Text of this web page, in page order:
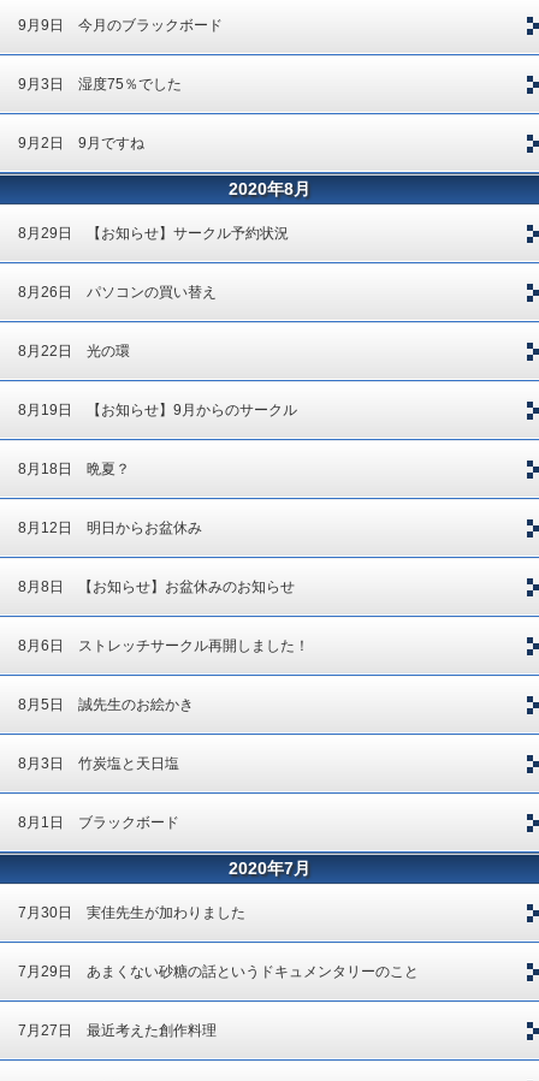
9月9日 今月のブラックボード
9月3日 湿度75％でした
9月2日 9月ですね
2020年8月
8月29日 【お知らせ】サークル予約状況
8月26日 パソコンの買い替え
8月22日 光の環
8月19日 【お知らせ】9月からのサークル
8月18日 晩夏？
8月12日 明日からお盆休み
8月8日 【お知らせ】お盆休みのお知らせ
8月6日 ストレッチサークル再開しました！
8月5日 誠先生のお絵かき
8月3日 竹炭塩と天日塩
8月1日 ブラックボード
2020年7月
7月30日 実佳先生が加わりました
7月29日 あまくない砂糖の話というドキュメンタリーのこと
7月27日 最近考えた創作料理